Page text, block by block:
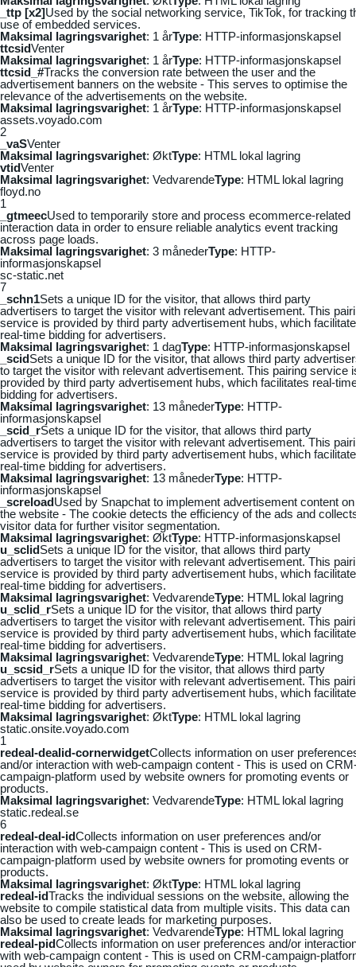
_ttp [x2]Used by the social networking service, TikTok, for tracking
use of embedded services.
Maksimal lagringsvarighet: 1 årType: HTTP-informasjonskapsel
ttcsidVenter
Maksimal lagringsvarighet: 1 årType: HTTP-informasjonskapsel
ttcsid_#Tracks the conversion rate between the user and the
advertisement banners on the website - This serves to optimise the
relevance of the advertisements on the website.
Maksimal lagringsvarighet: 1 årType: HTTP-informasjonskapsel
assets.voyado.com
2
_vaSVenter
Maksimal lagringsvarighet: ØktType: HTML lokal lagring
vtidVenter
Maksimal lagringsvarighet: VedvarendeType: HTML lokal lagring
floyd.no
1
_gtmeecUsed to temporarily store and process ecommerce-related
interaction data in order to ensure reliable analytics event tracking
across page loads.
Maksimal lagringsvarighet: 3 månederType: HTTP-
informasjonskapsel
sc-static.net
7
_schn1Sets a unique ID for the visitor, that allows third party
advertisers to target the visitor with relevant advertisement. This
service is provided by third party advertisement hubs, which
real-time bidding for advertisers.
Maksimal lagringsvarighet: 1 dagType: HTTP-informasjonskapsel
_scidSets a unique ID for the visitor, that allows third party
to target the visitor with relevant advertisement. This pairing service
provided by third party advertisement hubs, which facilitates real-
bidding for advertisers.
Maksimal lagringsvarighet: 13 månederType: HTTP-
informasjonskapsel
_scid_rSets a unique ID for the visitor, that allows third party
advertisers to target the visitor with relevant advertisement. This
service is provided by third party advertisement hubs, which
real-time bidding for advertisers.
Maksimal lagringsvarighet: 13 månederType: HTTP-
informasjonskapsel
_screloadUsed by Snapchat to implement advertisement content on
the website - The cookie detects the efficiency of the ads and
visitor data for further visitor segmentation.
Maksimal lagringsvarighet: ØktType: HTTP-informasjonskapsel
u_sclidSets a unique ID for the visitor, that allows third party
advertisers to target the visitor with relevant advertisement. This
service is provided by third party advertisement hubs, which
real-time bidding for advertisers.
Maksimal lagringsvarighet: VedvarendeType: HTML lokal lagring
u_sclid_rSets a unique ID for the visitor, that allows third party
advertisers to target the visitor with relevant advertisement. This
service is provided by third party advertisement hubs, which
real-time bidding for advertisers.
Maksimal lagringsvarighet: VedvarendeType: HTML lokal lagring
u_scsid_rSets a unique ID for the visitor, that allows third party
advertisers to target the visitor with relevant advertisement. This
service is provided by third party advertisement hubs, which
real-time bidding for advertisers.
Maksimal lagringsvarighet: ØktType: HTML lokal lagring
static.onsite.voyado.com
1
redeal-dealid-cornerwidgetCollects information on user
and/or interaction with web-campaign content - This is used on
campaign-platform used by website owners for promoting events or
products.
Maksimal lagringsvarighet: VedvarendeType: HTML lokal lagring
static.redeal.se
6
redeal-deal-idCollects information on user preferences and/or
interaction with web-campaign content - This is used on CRM-
campaign-platform used by website owners for promoting events or
products.
Maksimal lagringsvarighet: ØktType: HTML lokal lagring
redeal-idTracks the individual sessions on the website, allowing the
website to compile statistical data from multiple visits. This data can
also be used to create leads for marketing purposes.
Maksimal lagringsvarighet: VedvarendeType: HTML lokal lagring
redeal-pidCollects information on user preferences and/or
with web-campaign content - This is used on CRM-campaign-